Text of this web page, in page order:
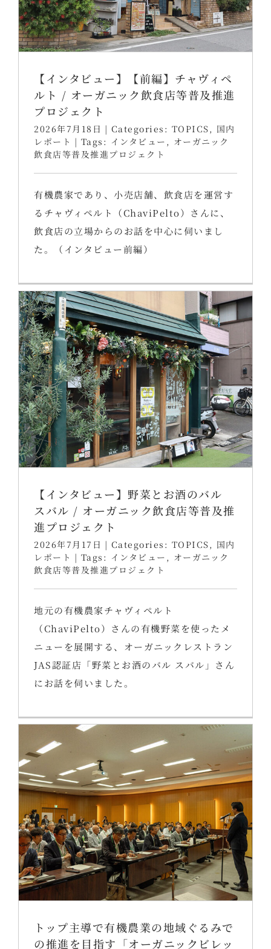
【インタビュー】【前編】チャヴィペ
ルト / オーガニック飲食店等普及推進
プロジェクト
2026年7月18日 | Categories: TOPICS , 国内
レポート | Tags: インタビュー , オーガニック
飲食店等普及推進プロジェクト
有機農家であり、小売店舗、飲食店を運営す
るチャヴィペルト（ChaviPelto）さんに、
飲食店の立場からのお話を中心に伺いまし
た。（インタビュー前編）
【インタビュー】野菜とお酒のバル
スバル / オーガニック飲食店等普及推
進プロジェクト
2026年7月17日 | Categories: TOPICS , 国内
レポート | Tags: インタビュー , オーガニック
飲食店等普及推進プロジェクト
地元の有機農家チャヴィペルト
（ChaviPelto）さんの有機野菜を使ったメ
ニューを展開する、オーガニックレストラン
JAS認証店「野菜とお酒のバル スバル」さん
にお話を伺いました。
トップ主導で有機農業の地域ぐるみで
の推進を目指す「オーガニックビレッ